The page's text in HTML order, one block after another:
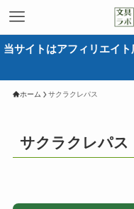
当サイトはアフィリエイ
ホーム サクラクレパス
サクラクレパス